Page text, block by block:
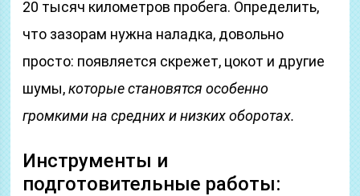
20 тысяч километров пробега. Определить,
что зазорам нужна наладка, довольно
просто: появляется скрежет, цокот и другие
шумы,которые становятся особенно
громкими на средних и низких оборотах.
Инструменты и
подготовительные работы: